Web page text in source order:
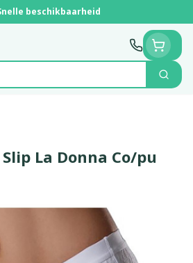
beschikbaarheid
Zoek
La Donna Co/pu